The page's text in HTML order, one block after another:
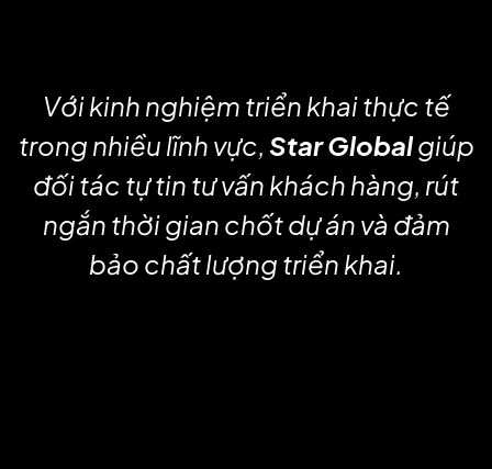
Với kinh nghiệm triển khai thực tế
trong nhiều lĩnh vực, Star Globalgiúp
đối tác tự tin tư vấn khách hàng, rút
ngắn thời gian chốt dự án và đảm
bảo chất lượng triển khai.